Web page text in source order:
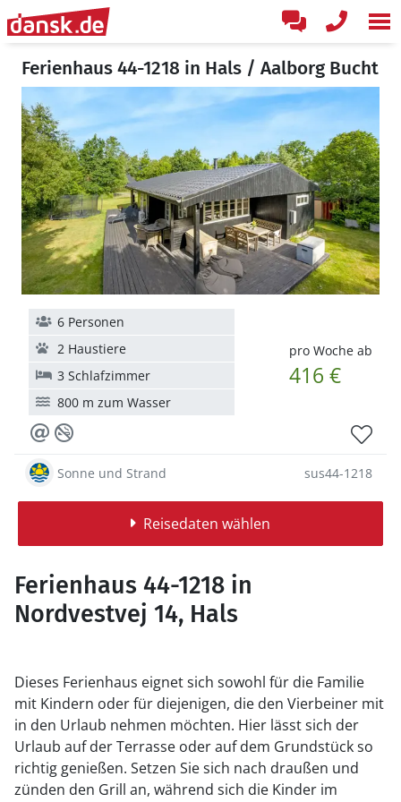
Ferienhaus 44-1218 in Hals / Aalborg Bucht
pro Woche ab
416 €
6 Personen
2 Haustiere
3 Schlafzimmer
800 m zum Wasser
Sonne und Strand sus44-1218
Reisedaten wählen
Ferienhaus 44-1218 in
Nordvestvej 14, Hals
Dieses Ferienhaus eignet sich sowohl für die Familie
mit Kindern oder für diejenigen, die den Vierbeiner mit
in den Urlaub nehmen möchten. Hier lässt sich der
Urlaub auf der Terrasse oder auf dem Grundstück so
richtig genießen. Setzen Sie sich nach draußen und
zünden den Grill an, während sich die Kinder im